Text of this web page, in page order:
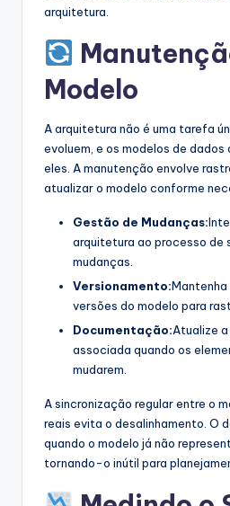
arquitetura.
Modelo
A arquitetura não é uma tarefa
evoluem, e os modelos de dados
eles. A manutenção envolve
atualizar o modelo conforme
Gestão de Mudanças:
arquitetura ao processo de
mudanças.
Versionamento:
versões do modelo para
Documentação:Atualize
associada quando os
mudarem.
A sincronização regular entre o
reais evita o desalinhamento. O
quando o modelo já não
tornando-o inútil para